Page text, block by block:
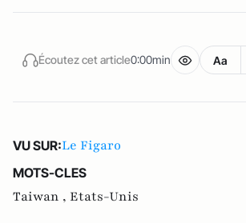
Écoutez cet article0:00min Aa
VU SUR:Le Figaro
MOTS-CLES
Taiwan , Etats-Unis